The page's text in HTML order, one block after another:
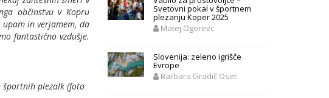
občinstvu v Kopru
upam in verjamem, da
fantastično vzdušje.
športnih plezalk (foto
Svetovni pokal v športnem
plezanju Koper 2025
Matej Ogorevc
Slovenija: zeleno igrišče
Evrope
Barbara Gradič Oset